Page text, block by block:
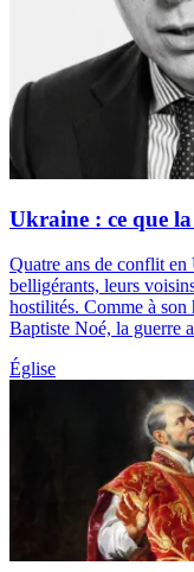
Ukraine : ce que
Quatre ans de conflit
belligérants, leurs
hostilités. Comme à
Baptiste Noé, la guerre
Église